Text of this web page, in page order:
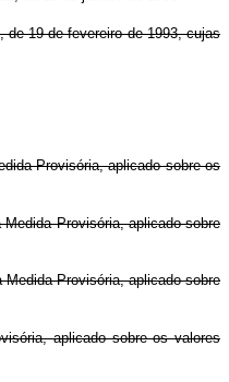
de 19 de fevereiro de 1993, cujas
Provisória, aplicado sobre os
Provisória, aplicado sobre
Provisória, aplicado sobre
aplicado sobre os valores